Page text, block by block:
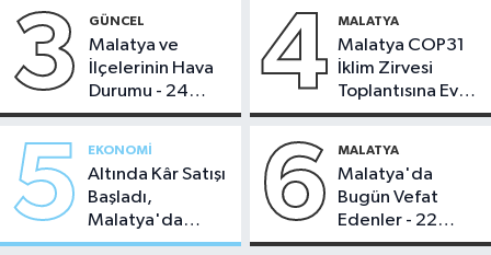
3 GÜNCEL
Malatya ve
İlçelerinin Hava
Durumu - 24
Temmuz 2026
4 MALATYA
Malatya COP31
İklim Zirvesi
Toplantısına Ev
Sahipliği Yaptı
5 EKONOMI
Altında Kâr Satışı
Başladı,
Malatya'da
Makas Ne
6 MALATYA
Malatya'da
Bugün Vefat
Edenler - 22
Temmuz 2026